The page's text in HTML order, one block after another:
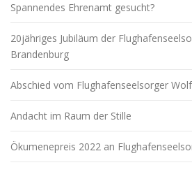
Spannendes Ehrenamt gesucht?
20jähriges Jubiläum der
Brandenburg
Abschied vom Flughafenseelsorger
Andacht im Raum der Stille
Ökumenepreis 2022 an